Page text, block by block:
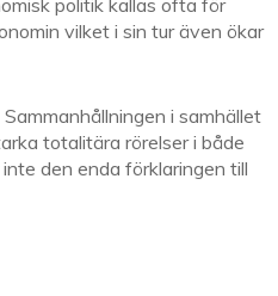
politik kallas ofta för
vilket i sin tur även ökar
i samhället
totalitära rörelser i både
den enda förklaringen till